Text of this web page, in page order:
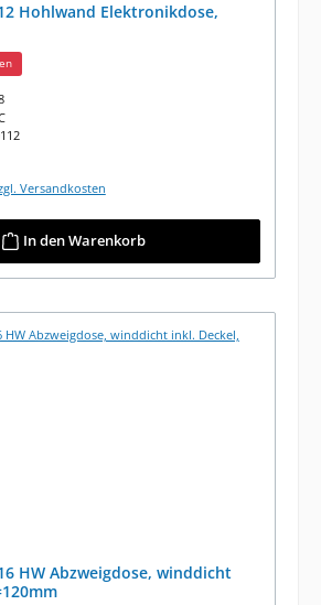
Hohlwand Elektronikdose,
Versandkosten
In den Warenkorb
HW Abzweigdose, winddicht